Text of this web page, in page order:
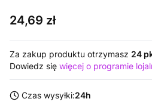
Cena
24,69 zł
Za zakup produktu otrzymasz 24
Dowiedz się więcej o programie
Czas wysyłki:24h